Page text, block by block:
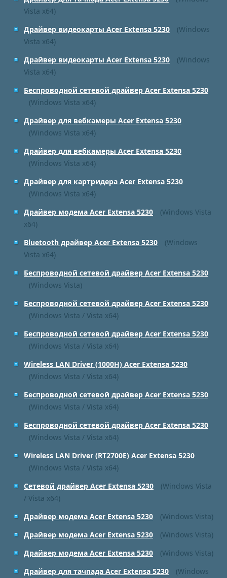
Vista x64)
Драйвер видеокарты Acer Extensa 5230
(Windows
Vista x64)
Драйвер видеокарты Acer Extensa 5230
(Windows
Vista x64)
Беспроводной сетевой драйвер Acer Extensa 5230
(Windows Vista x64)
Драйвер для вебкамеры Acer Extensa 5230
(Windows Vista x64)
Драйвер для вебкамеры Acer Extensa 5230
(Windows Vista x64)
Драйвер для картридера Acer Extensa 5230
(Windows Vista x64)
Драйвер модема Acer Extensa 5230
(Windows Vista
x64)
Bluetooth драйвер Acer Extensa 5230
(Windows
Vista x64)
Беспроводной сетевой драйвер Acer Extensa 5230
(Windows Vista)
Беспроводной сетевой драйвер Acer Extensa 5230
(Windows Vista / Vista x64)
Беспроводной сетевой драйвер Acer Extensa 5230
(Windows Vista / Vista x64)
Wireless LAN Driver (1000H) Acer Extensa 5230
(Windows Vista / Vista x64)
Беспроводной сетевой драйвер Acer Extensa 5230
(Windows Vista / Vista x64)
Беспроводной сетевой драйвер Acer Extensa 5230
(Windows Vista / Vista x64)
Wireless LAN Driver (RT2700E) Acer Extensa 5230
(Windows Vista / Vista x64)
Сетевой драйвер Acer Extensa 5230
(Windows Vista
/ Vista x64)
Драйвер модема Acer Extensa 5230
(Windows Vista)
Драйвер модема Acer Extensa 5230
(Windows Vista)
Драйвер модема Acer Extensa 5230
(Windows Vista)
Драйвер для тачпада Acer Extensa 5230
(Windows